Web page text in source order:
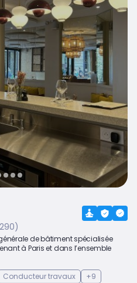
de bâtiment spécialisée
à Paris et dans l’ensemble
Conducteur travaux +9